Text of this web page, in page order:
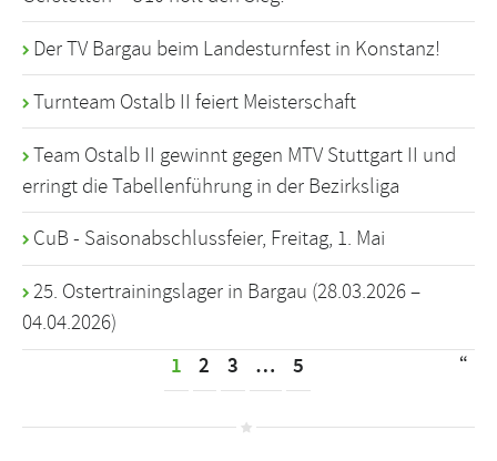
Der TV Bargau beim Landesturnfest in Konstanz!
Turnteam Ostalb II feiert Meisterschaft
Team Ostalb II gewinnt gegen MTV Stuttgart II und
erringt die Tabellenführung in der Bezirksliga
CuB - Saisonabschlussfeier, Freitag, 1. Mai
25. Ostertrainingslager in Bargau (28.03.2026 –
04.04.2026)
1 2 3 … 5 “